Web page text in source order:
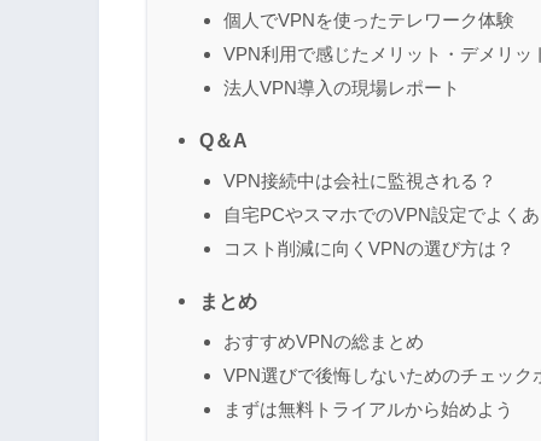
個人でVPNを使ったテレワーク体験
VPN利用で感じたメリット・デメリッ
法人VPN導入の現場レポート
Q＆A
VPN接続中は会社に監視される？
自宅PCやスマホでのVPN設定でよく
コスト削減に向くVPNの選び方は？
まとめ
おすすめVPNの総まとめ
VPN選びで後悔しないためのチェック
まずは無料トライアルから始めよう